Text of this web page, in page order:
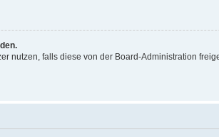
nutzen, falls diese von der Board-Administration